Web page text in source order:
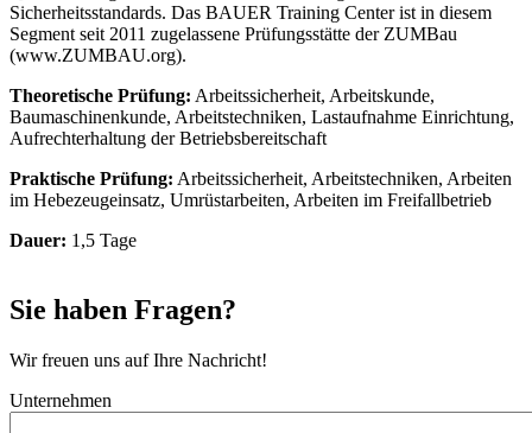
Sicherheitsstandards. Das BAUER Training Center ist in diesem
Segment seit 2011 zugelassene Prüfungsstätte der ZUMBau
(www.ZUMBAU.org).
Theoretische Prüfung: Arbeitssicherheit, Arbeitskunde,
Baumaschinenkunde, Arbeitstechniken, Lastaufnahme Einrichtung,
Aufrechterhaltung der Betriebsbereitschaft
Praktische Prüfung: Arbeitssicherheit, Arbeitstechniken, Arbeiten
im Hebezeugeinsatz, Umrüstarbeiten, Arbeiten im Freifallbetrieb
Dauer: 1,5 Tage
Sie haben Fragen?
Wir freuen uns auf Ihre Nachricht!
Unternehmen